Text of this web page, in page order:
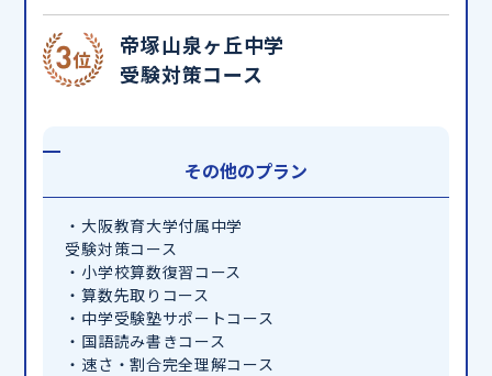
帝塚山泉ヶ丘中学
受験対策コース
その他のプラン
・大阪教育大学付属中学
受験対策コース
・小学校算数復習コース
・算数先取りコース
・中学受験塾サポートコース
・国語読み書きコース
・速さ・割合完全理解コース